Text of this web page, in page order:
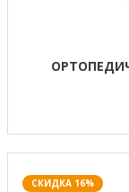
СКИДКА 16%